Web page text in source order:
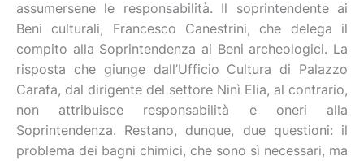
assumersene le responsabilità. Il soprintendente ai
Beni culturali, Francesco Canestrini, che delega il
compito alla Soprintendenza ai Beni archeologici. La
risposta che giunge dall’Ufficio Cultura di Palazzo
Carafa, dal dirigente del settore Ninì Elia, al contrario,
non attribuisce responsabilità e oneri alla
Soprintendenza. Restano, dunque, due questioni: il
problema dei bagni chimici, che sono sì necessari, ma